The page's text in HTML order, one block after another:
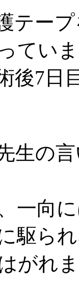
テー
てい
後7日
生の
一向
駆ら
がれ